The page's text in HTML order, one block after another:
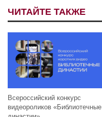
ЧИТАЙТЕ ТАКЖЕ
Всероссийский конкурс
видеороликов «Библиотечные